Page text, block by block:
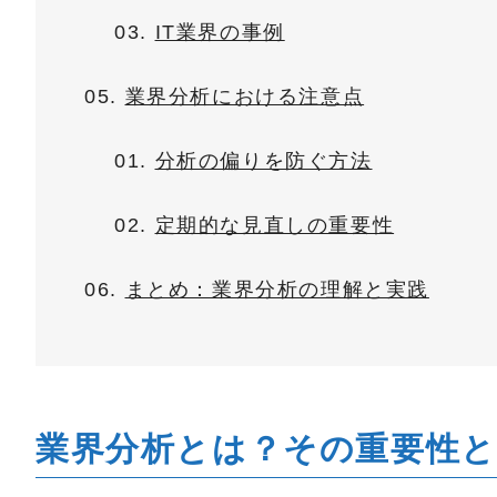
IT業界の事例
業界分析における注意点
分析の偏りを防ぐ方法
定期的な見直しの重要性
まとめ：業界分析の理解と実践
業界分析とは？その重要性